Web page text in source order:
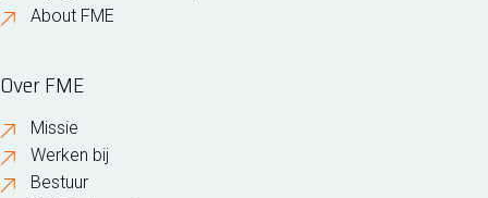
About FME
Over FME
Missie
Werken bij
Bestuur